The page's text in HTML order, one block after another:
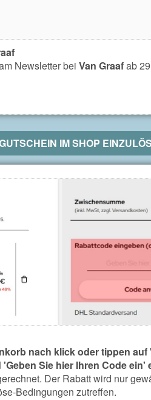
Newsletter bei Van Graafab
IM SHOP
nach klick oder tippen
Sie hier Ihren Code ein'
Der Rabatt wird nur
Bedingungen zutreffen.